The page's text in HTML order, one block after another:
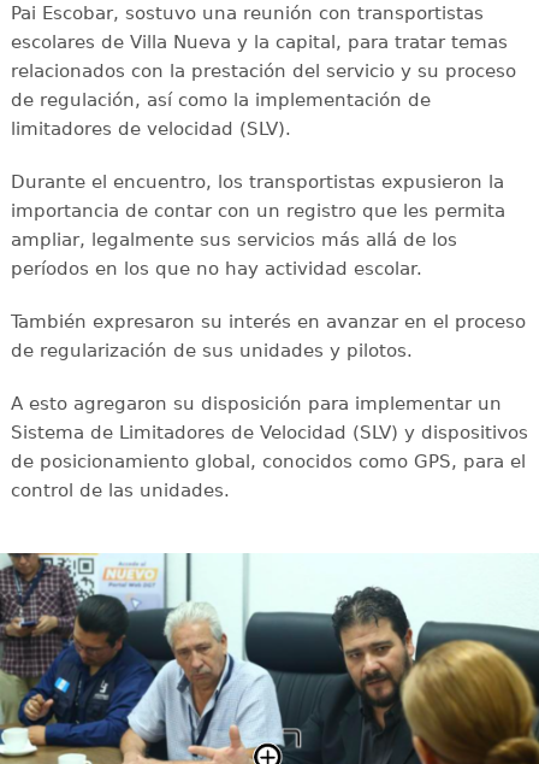
Pai Escobar, sostuvo una reunión con transportistas
escolares de Villa Nueva y la capital, para tratar temas
relacionados con la prestación del servicio y su proceso
de regulación, así como la implementación de
limitadores de velocidad (SLV).
Durante el encuentro, los transportistas expusieron la
importancia de contar con un registro que les permita
ampliar, legalmente sus servicios más allá de los
períodos en los que no hay actividad escolar.
También expresaron su interés en avanzar en el proceso
de regularización de sus unidades y pilotos.
A esto agregaron su disposición para implementar un
Sistema de Limitadores de Velocidad (SLV) y dispositivos
de posicionamiento global, conocidos como GPS, para el
control de las unidades.